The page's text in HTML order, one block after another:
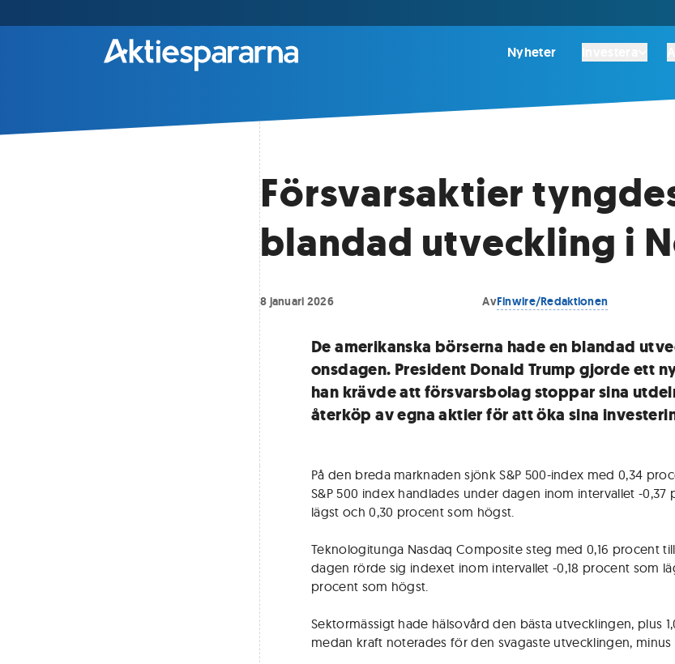
Nyheter
Försvarsaktier
blandad utveckling i
8 januari 2026 AvFinwire/Redaktionen
De amerikanska börserna hade en blandad
onsdagen. President Donald Trump gjorde ett
han krävde att försvarsbolag stoppar sina
återköp av egna aktier för att öka sina
På den breda marknaden sjönk S&P 500-index med 0,34
S&P 500 index handlades under dagen inom intervallet -0,37
lägst och 0,30 procent som högst.
Teknologitunga Nasdaq Composite steg med 0,16 procent
dagen rörde sig indexet inom intervallet -0,18 procent som
procent som högst.
Sektormässigt hade hälsovård den bästa utvecklingen, plus
medan kraft noterades för den svagaste utvecklingen,